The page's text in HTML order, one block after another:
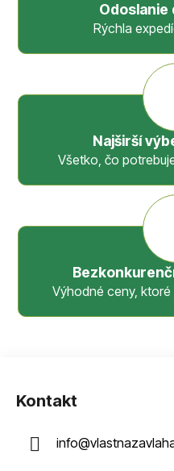
Odoslanie
Rýchla
Najširší
Všetko, čo
Výhodné ceny,
Kontakt
info@